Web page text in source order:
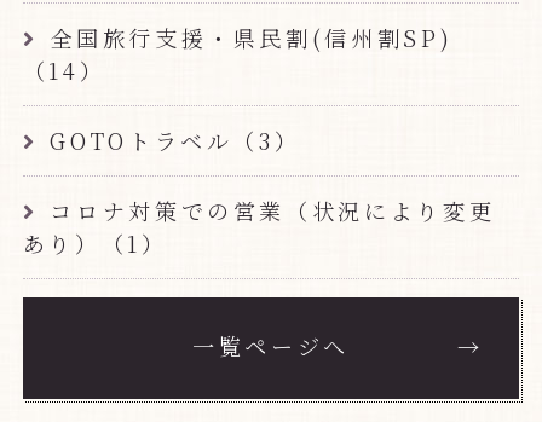
全国旅行支援・県民割(信州割SP)
（14）
GOTOトラベル（3）
コロナ対策での営業（状況により変更
あり）（1）
一覧ページへ